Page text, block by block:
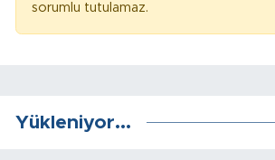
sorumlu tutulamaz.
Yükleniyor...